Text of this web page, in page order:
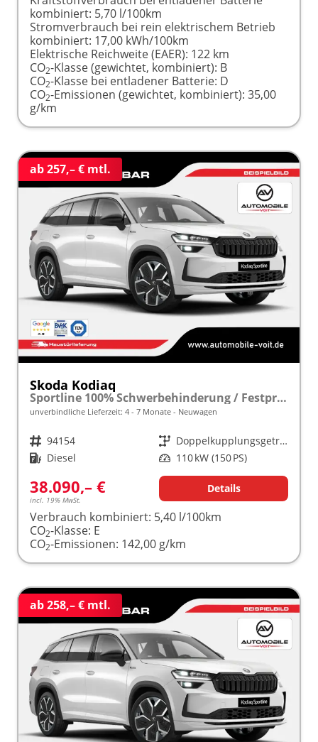
kombiniert: 5,70 l/100km
Stromverbrauch bei rein elektrischem Betrieb
kombiniert: 17,00 kWh/100km
Elektrische Reichweite (EAER): 122 km
CO2-Klasse (gewichtet, kombiniert): B
CO2-Klasse bei entladener Batterie: D
CO2-Emissionen (gewichtet, kombiniert): 35,00
g/km
ab 257,– € mtl.
Skoda Kodiaq
Sportline 100% Schwerbehinderung / Festpreisgarantie* Modelljahr 2.0 TDI 150 PS DSG "Sonderangebot bei Schwerbehinderung" frei konfigurierbar!
unverbindliche Lieferzeit: 4 - 7 Monate Neuwagen
Fahrzeugnr. 94154 Getriebe
Doppelkupplungsgetriebe (DSG)
Kraftstoff Diesel Leistung 110 kW (150 PS)
38.090,– €
incl. 19% MwSt.
Details
Verbrauch kombiniert: 5,40 l/100km
CO2-Klasse: E
CO2-Emissionen: 142,00 g/km
ab 258,– € mtl.